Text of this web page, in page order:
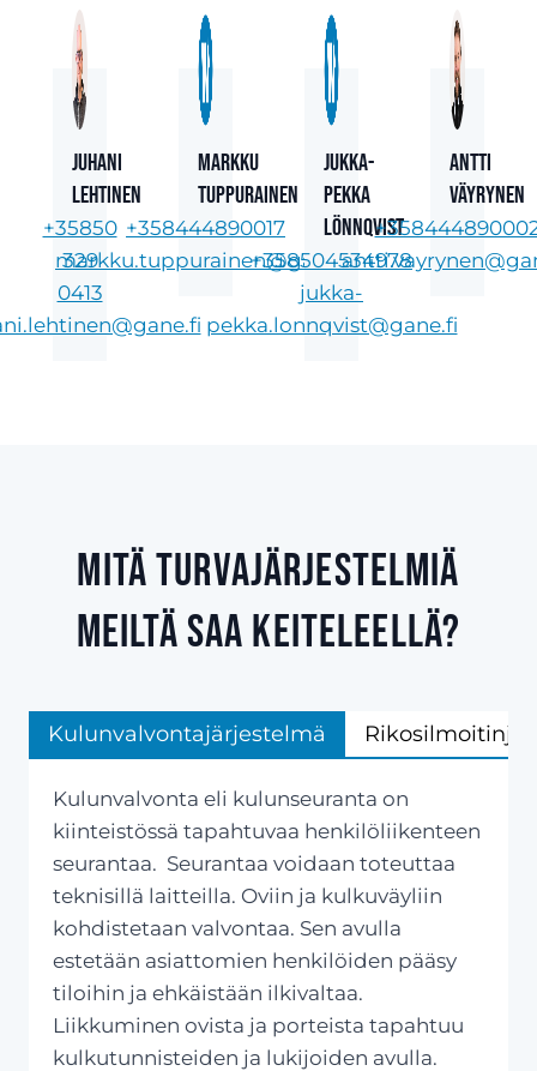
Juhani
Lehtinen
+35850
329
0413
Markku
Tuppurainen
+358444890017
markku.tuppurainen@gane.fi
Jukka-
Pekka
Lönnqvist
+358504534978
jukka-
pekka.lonnqvist@gane.fi
Antti
Väyrynen
Mitä turvajärjestelmiä
meiltä saa Keiteleellä?
Kulunvalvontajärjestelmä
Kulunvalvonta eli kulunseuranta on
kiinteistössä tapahtuvaa henkilöliikenteen
seurantaa. Seurantaa voidaan toteuttaa
teknisillä laitteilla. Oviin ja kulkuväyliin
kohdistetaan valvontaa. Sen avulla
estetään asiattomien henkilöiden pääsy
tiloihin ja ehkäistään ilkivaltaa.
Liikkuminen ovista ja porteista tapahtuu
kulkutunnisteiden ja lukijoiden avulla.